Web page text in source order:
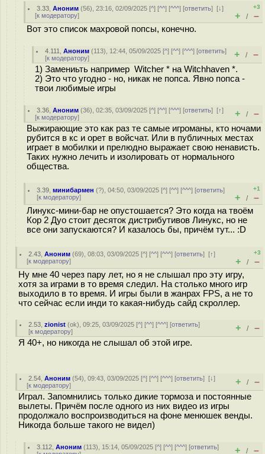
3.33 ,Аноним (56), 23:16, 02/09/2025 [^] [^^] [^^^] [ответить][↓]
[к модератору]
+3
+ / –
Вот это список махровой попсы, конечно.
4.111 ,Аноним (113), 12:44, 05/09/2025 [^] [^^] [^^^] [ответить]
[к модератору] + / –
1) Замениьть например Witcher * на Witchhaven *.
2) Это что угодно - но, никак не попса. Явно попса -
твои любимые игры
3.36 ,Аноним (36), 02:35, 03/09/2025 [^] [^^] [^^^] [ответить][↑]
[к модератору] + / –
Выжирающие это как раз те самые игроманы, кто ночами
рубится в кс и орет в войсчат. Или в публичных местах
играет в мобилки и прелюдно выражает свою ненависть.
Таких нужно лечить и изолировать от нормального
общества.
3.39 ,минибармен (?), 04:50, 03/09/2025 [^] [^^] [^^^] [ответить]
[к модератору]
+1
+ / –
Линукс-мини-бар не опустошается? Это когда на твоём
Кор 2 Дуо стоит десяток дистрибутивов Линукс, но не
все они запускаются? И казалось бы, причём тут... :D
2.43 ,Аноним (69), 08:03, 03/09/2025 [^] [^^] [^^^] [ответить][↑]
[к модератору]
+3
+ / –
Ну мне 40 через пару лет, но я не слышал про эту игру,
хотя за играми в то время следил. На столько много игр
выходило в то время. И игры были в жанрах FPS, а не то
что сейчас если инди то какая-нибудь сайд скроллер.
2.53 ,zionist (ok), 09:25, 03/09/2025 [^] [^^] [^^^] [ответить]
[к модератору] + / –
Я 40+, но никогда не слышал об этой игре.
2.54 ,Аноним (54), 09:43, 03/09/2025 [^] [^^] [^^^] [ответить][↓]
[к модератору] + / –
Играл. Запомнились только дикие тормоза и постоянные
вылеты. Причём после одного из них видео из игры
продолжало воспроизводиться на фоне менюшек венды.
Никогда больше такого не видел)
3.112 ,Аноним (113), 15:14, 05/09/2025 [^] [^^] [^^^] [ответить]
+ / –